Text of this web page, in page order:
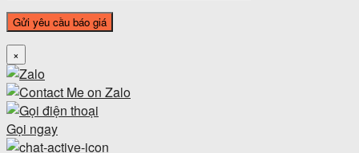
×
Gọi ngay